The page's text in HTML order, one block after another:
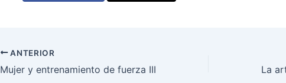
ANTERIOR
Mujer y entrenamiento de fuerza III